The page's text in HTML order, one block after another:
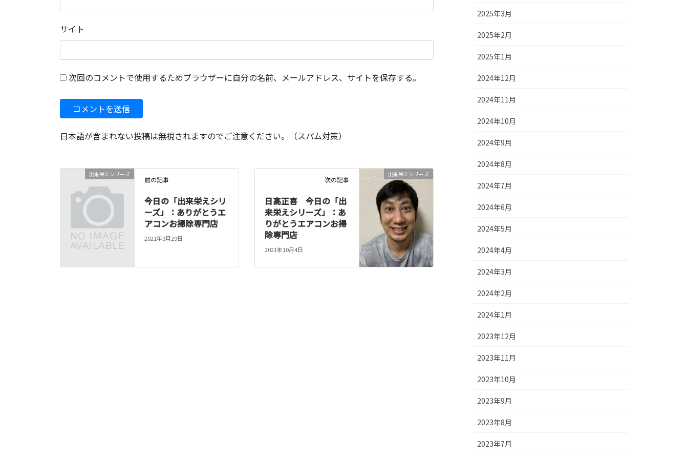
サイト
次回のコメントで使用するためブラウザーに自分の名前、メールアドレス、サイトを保存する。
日本語が含まれない投稿は無視されますのでご注意ください。（スパム対策）
出来栄えシリーズ
前の記事
今日の「出来栄えシリ
ーズ」：ありがとうエ
アコンお掃除専門店
2021年9月29日
出来栄えシリーズ
次の記事
日高正喜 今日の「出
来栄えシリーズ」：あ
りがとうエアコンお掃
除専門店
2021年10月4日
2025年3月
2025年2月
2025年1月
2024年12月
2024年11月
2024年10月
2024年9月
2024年8月
2024年7月
2024年6月
2024年5月
2024年4月
2024年3月
2024年2月
2024年1月
2023年12月
2023年11月
2023年10月
2023年9月
2023年8月
2023年7月